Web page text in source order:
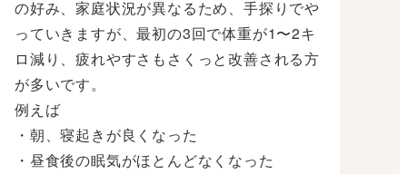
の好み、家庭状況が異なるため、手探りでや
っていきますが、最初の3回で体重が1〜2キ
ロ減り、疲れやすさもさくっと改善される方
が多いです。
例えば
・朝、寝起きが良くなった
・昼食後の眠気がほとんどなくなった